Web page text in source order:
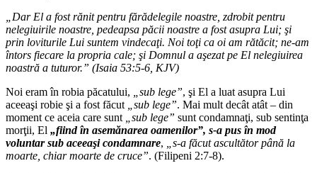
„Dar El a fost rănit pentru fărădelegile noastre, zdrobit pentru
nelegiuirile noastre, pedeapsa păcii noastre a fost asupra Lui; şi
prin loviturile Lui suntem vindecaţi. Noi toţi ca oi am rătăcit; ne-am
întors fiecare la propria cale; şi Domnul a aşezat pe El nelegiuirea
noastră a tuturor.” (Isaia 53:5-6, KJV)
Noi eram în robia păcatului, „sub lege”, şi El a luat asupra Lui
aceeaşi robie şi a fost făcut „sub lege”. Mai mult decât atât – din
moment ce aceia care sunt „sub lege” sunt condamnaţi, sub sentinţa
morţii, El „fiind în asemănarea oamenilor”, s-a pus în mod
voluntar sub aceeaşi condamnare, „s-a făcut ascultător până la
moarte, chiar moarte de cruce”. (Filipeni 2:7-8).